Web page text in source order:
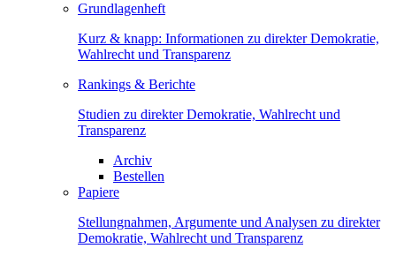
Grundlagenheft
Kurz & knapp: Informationen zu direkter Demokratie,
Wahlrecht und Transparenz
Rankings & Berichte
Studien zu direkter Demokratie, Wahlrecht und
Transparenz
Archiv
Bestellen
Papiere
Stellungnahmen, Argumente und Analysen zu direkter
Demokratie, Wahlrecht und Transparenz